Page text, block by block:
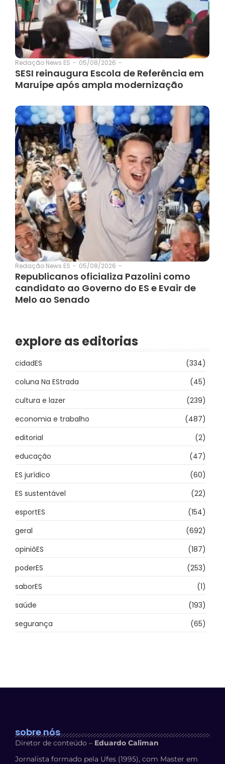
Redação News ES - 05/08/2026 -
SESI reinaugura Escola de Referência em
Maruípe após ampla modernização
Redação News ES - 05/08/2026 -
Republicanos oficializa Pazolini como
candidato ao Governo do ES e Evair de
Melo ao Senado
explore as editorias
cidadES
(334)
coluna Na EStrada
(45)
cultura e lazer
(239)
economia e trabalho
(487)
editorial
(2)
educação
(47)
ES jurídico
(60)
ES sustentável
(22)
esportES
(154)
geral
(692)
opiniõES
(187)
poderES
(253)
saborES
(1)
saúde
(193)
segurança
(65)
sobre nós
Diretor de conteúdo – Eduardo Caliman
Jornalista formado pela Ufes (1995), com Master em